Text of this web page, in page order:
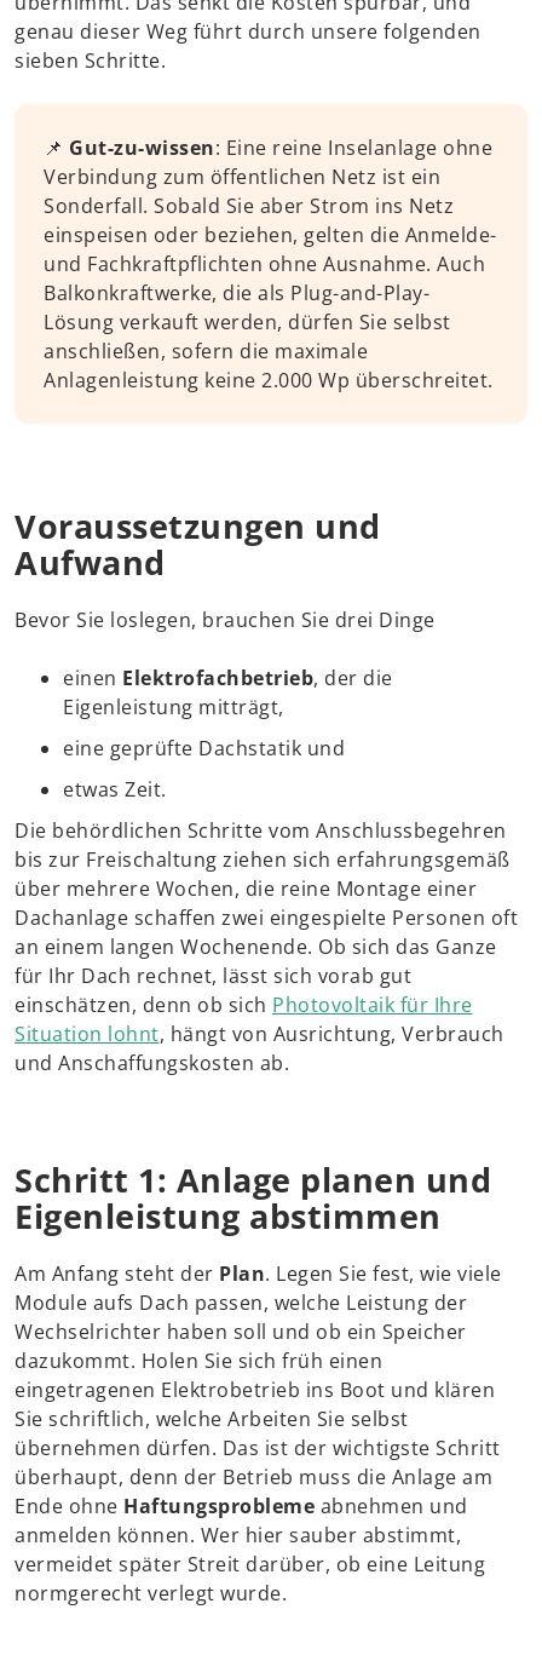
genau dieser Weg führt durch unsere folgenden
sieben Schritte.
📌 Gut-zu-wissen: Eine reine Inselanlage ohne
Verbindung zum öffentlichen Netz ist ein
Sonderfall. Sobald Sie aber Strom ins Netz
einspeisen oder beziehen, gelten die Anmelde-
und Fachkraftpflichten ohne Ausnahme. Auch
Balkonkraftwerke, die als Plug-and-Play-
Lösung verkauft werden, dürfen Sie selbst
anschließen, sofern die maximale
Anlagenleistung keine 2.000 Wp überschreitet.
Voraussetzungen und
Aufwand
Bevor Sie loslegen, brauchen Sie drei Dinge
einen Elektrofachbetrieb, der die
Eigenleistung mitträgt,
eine geprüfte Dachstatik und
etwas Zeit.
Die behördlichen Schritte vom Anschlussbegehren
bis zur Freischaltung ziehen sich erfahrungsgemäß
über mehrere Wochen, die reine Montage einer
Dachanlage schaffen zwei eingespielte Personen oft
an einem langen Wochenende. Ob sich das Ganze
für Ihr Dach rechnet, lässt sich vorab gut
einschätzen, denn ob sich Photovoltaik für Ihre
Situation lohnt, hängt von Ausrichtung, Verbrauch
und Anschaffungskosten ab.
Schritt 1: Anlage planen und
Eigenleistung abstimmen
Am Anfang steht der Plan. Legen Sie fest, wie viele
Module aufs Dach passen, welche Leistung der
Wechselrichter haben soll und ob ein Speicher
dazukommt. Holen Sie sich früh einen
eingetragenen Elektrobetrieb ins Boot und klären
Sie schriftlich, welche Arbeiten Sie selbst
übernehmen dürfen. Das ist der wichtigste Schritt
überhaupt, denn der Betrieb muss die Anlage am
Ende ohne Haftungsprobleme abnehmen und
anmelden können. Wer hier sauber abstimmt,
vermeidet später Streit darüber, ob eine Leitung
normgerecht verlegt wurde.